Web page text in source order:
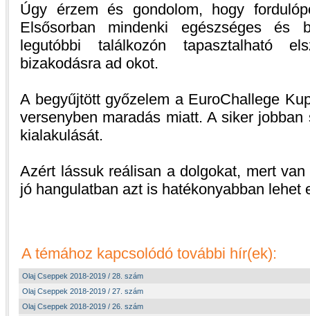
Úgy érzem és gondolom, hogy
Elsősorban mindenki egészséges és
legutóbbi találkozón tapasztalható
bizakodásra ad okot.
A begyűjtött győzelem a EuroChallege
versenyben maradás miatt. A siker
kialakulását.
Azért lássuk reálisan a dolgokat, mert
jó hangulatban azt is hatékonyabban lehet
A témához kapcsolódó további hír(ek):
Olaj Cseppek 2018-2019 / 28. szám
Olaj Cseppek 2018-2019 / 27. szám
Olaj Cseppek 2018-2019 / 26. szám